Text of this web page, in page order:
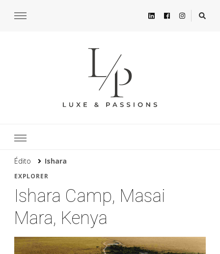
Édito Ishara
EXPLORER
Ishara Camp, Masai
Mara, Kenya